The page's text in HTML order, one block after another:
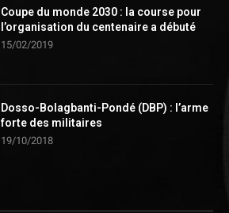
Coupe du monde 2030 : la course pour
l’organisation du centenaire a débuté
15/02/2019
Dosso-Bolagbanti-Pondé (DBP) : l’arme
forte des militaires
19/10/2018